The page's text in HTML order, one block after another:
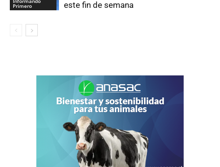
Primero
este fin de semana